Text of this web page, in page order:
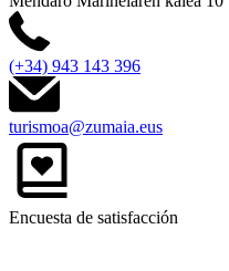
(+34) 943 143 396
turismoa@zumaia.eus
Encuesta de satisfacción